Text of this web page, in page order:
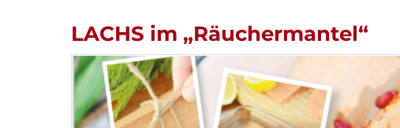
LACHS im „Räuchermantel“